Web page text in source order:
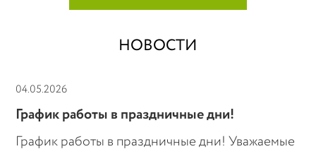
НОВОСТИ
04.05.2026
График работы в праздничные дни!
График работы в праздничные дни! Уважаемые